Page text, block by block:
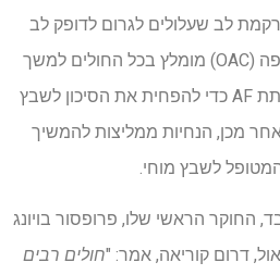
לב שעלולים לגרום לדופק לב
לא תקין. נוגדי קרישה דרך הפה (OAC) מומלץ בכל החולים למשך
חודשיים לפחות לאחר הפחתת AF כדי להפחית את הסיכון לשבץ
מכן, הנחיות ממליצות להמשיך
החוקר הראשי שלו, פרופסור בויונג
דרום קוריאה, אמר: "חולים רבים